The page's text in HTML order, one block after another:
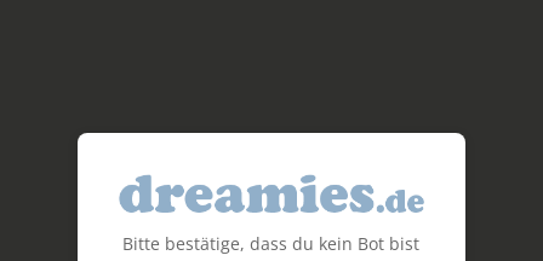
Bitte bestätige, dass du kein Bot bist